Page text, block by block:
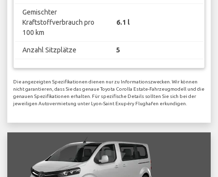
Gemischter
Kraftstoffverbrauch pro
100 km
6.1 l
Anzahl Sitzplätze 5
Die angezeigten Spezifikationen dienen nur zu Informationszwecken. Wir können
nicht garantieren, dass Sie das genaue Toyota Corolla Estate-Fahrzeugmodell und die
genauen Spezifikationen erhalten. Für spezifische Details sollten Sie sich bei der
jeweiligen Autovermietung unter Lyon-Saint Exupéry Flughafen erkundigen.